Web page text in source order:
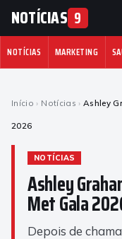
NOTÍCIAS 9
NOTÍCIAS MARKETING
Início › Notícias › Ashley
2026
NOTÍCIAS
Ashley
Met Gala
Depois de